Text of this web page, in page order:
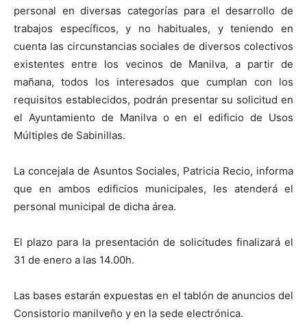
personal en diversas categorías para el desarrollo de
trabajos específicos, y no habituales, y teniendo en
cuenta las circunstancias sociales de diversos colectivos
existentes entre los vecinos de Manilva, a partir de
mañana, todos los interesados que cumplan con los
requisitos establecidos, podrán presentar su solicitud en
el Ayuntamiento de Manilva o en el edificio de Usos
Múltiples de Sabinillas.
La concejala de Asuntos Sociales, Patricia Recio, informa
que en ambos edificios municipales, les atenderá el
personal municipal de dicha área.
El plazo para la presentación de solicitudes finalizará el
31 de enero a las 14.00h.
Las bases estarán expuestas en el tablón de anuncios del
Consistorio manilveño y en la sede electrónica.